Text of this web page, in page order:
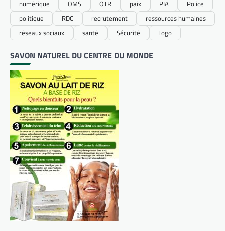
numérique
OMS OTR paix PIA
Police
politique
RDC recrutement
ressources humaines
réseaux sociaux
santé Sécurité Togo
SAVON NATUREL DU CENTRE DU MONDE